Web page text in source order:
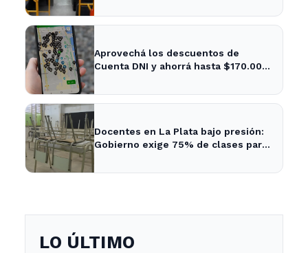
Aprovechá los descuentos de
Cuenta DNI y ahorrá hasta $170.000
Docentes en La Plata bajo presión:
Gobierno exige 75% de clases para
LO ÚLTIMO